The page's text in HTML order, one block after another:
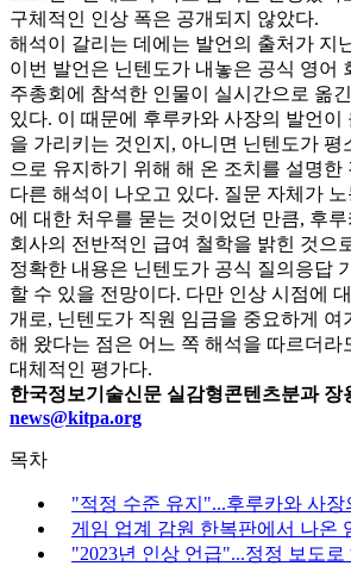
구체적인 인상 폭은 공개되지 않았다.
해석이 갈리는 데에는 발언의 출처가 지
이번 발언은 닌텐도가 내놓은 공식 영어
주총회에 참석한 인물이 실시간으로 옮
있다. 이 때문에 후루카와 사장의 발언이
을 가리키는 것인지, 아니면 닌텐도가 평
으로 유지하기 위해 해 온 조치를 설명한
다른 해석이 나오고 있다. 질문 자체가
에 대한 처우를 묻는 것이었던 만큼, 후
회사의 전반적인 급여 철학을 밝힌 것으
정확한 내용은 닌텐도가 공식 질의응답
할 수 있을 전망이다. 다만 인상 시점에
개로, 닌텐도가 직원 임금을 중요하게 여
해 왔다는 점은 어느 쪽 해석을 따르더라
대체적인 평가다.
한국정보기술신문 실감형콘텐츠분과 장
news@kitpa.org
목차
"적정 수준 유지"...후루카와 사장
게임 업계 감원 한복판에서 나온
"2023년 인상 언급"...정정 보도로